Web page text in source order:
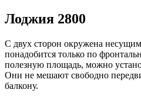
Лоджия 2800
С двух сторон окружена
понадобится только по
полезную площадь, можно
Они не мешают свободно
балкону.